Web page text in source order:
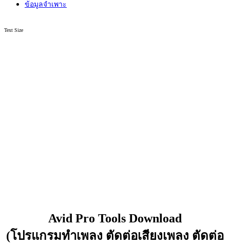
ข้อมูลจำเพาะ
Text Size
Avid Pro Tools Download
(โปรแกรมทำเพลง ตัดต่อเสียงเพลง ตัดต่อ